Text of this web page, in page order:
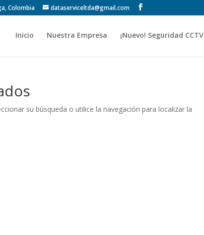
Colombia dataserviceltda@gmail.com
Inicio Nuestra Empresa ¡Nuevo! Seguridad CCTV
su búsqueda o utilice la navegación para localizar la